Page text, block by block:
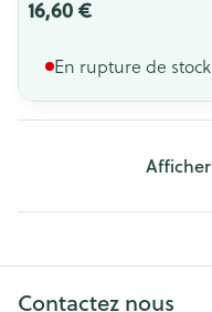
16,60 €
En rupture de stock
Afficher
Contactez nous